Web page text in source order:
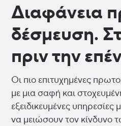
Διαφάνεια
δέσμευση.
πριν την
Οι πιο επιτυχημένες
με μια σαφή και
εξειδικευμένες υπηρεσίες
να μειώσουν τον κίνδυνο